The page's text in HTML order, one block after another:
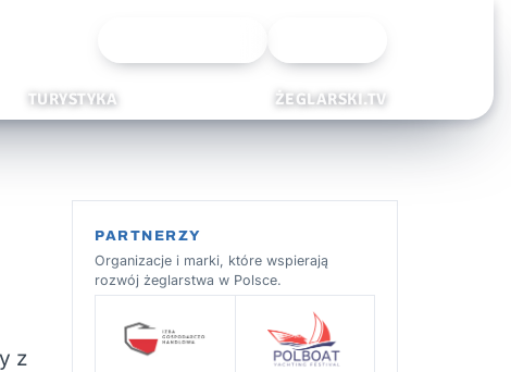
TURYSTYKA ŻEGLARSKI.TV
z
PARTNERZY
Organizacje i marki, które wspierają
rozwój żeglarstwa w Polsce.